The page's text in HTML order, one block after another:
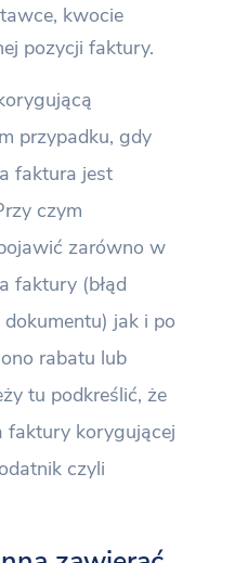
kwocie
pozycji faktury.
przypadku, gdy
faktura jest
czym
zarówno w
faktury (błąd
jak i po
rabatu lub
tu podkreślić, że
korygującej
czyli